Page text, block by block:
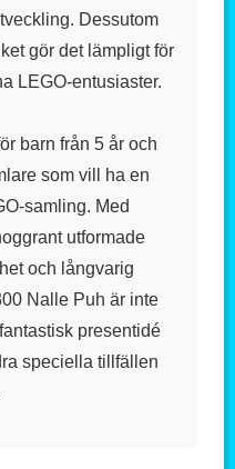
Dessutom
gör det lämpligt för
LEGO-entusiaster.
barn från 5 år och
som vill ha en
samling. Med
utformade
och långvarig
Nalle Puh är inte
presentidé
speciella tillfällen